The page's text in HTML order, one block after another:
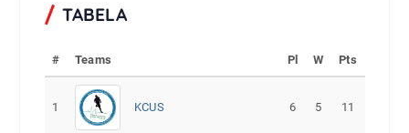
TABELA
# Teams Pl W Pts
1 KCUS 6 5 11